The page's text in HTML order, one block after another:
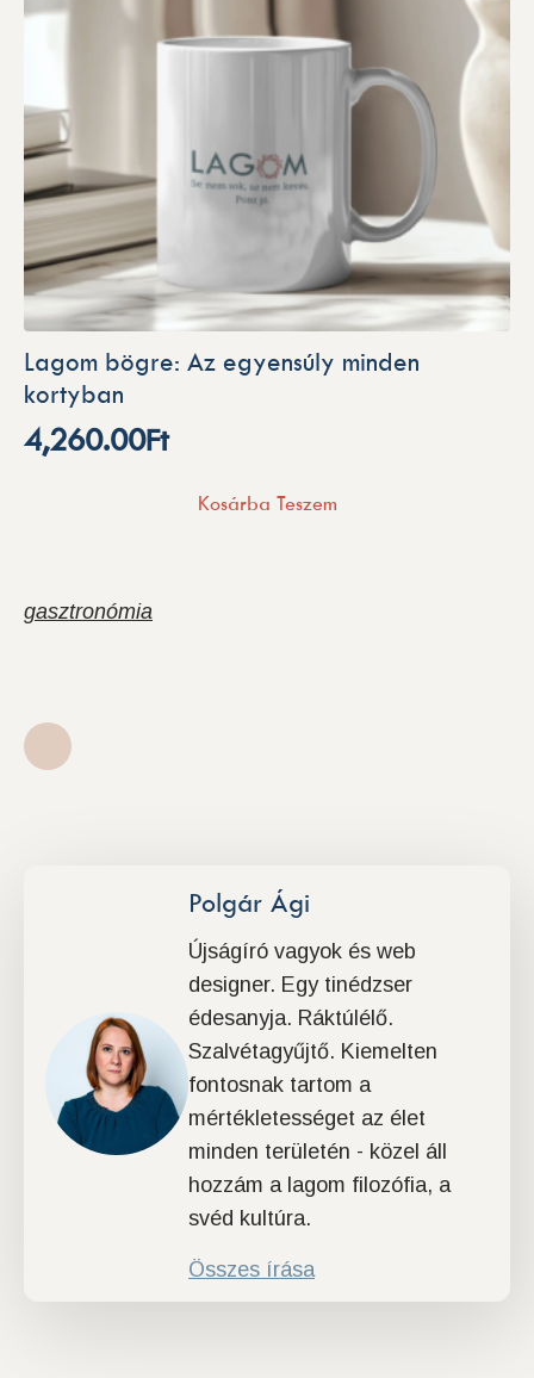
Lagom bögre: Az egyensúly minden
kortyban
4,260.00Ft
Kosárba Teszem
gasztronómia
Polgár Ági
Újságíró vagyok és web
designer. Egy tinédzser
édesanyja. Ráktúlélő.
Szalvétagyűjtő. Kiemelten
fontosnak tartom a
mértékletességet az élet
minden területén - közel áll
hozzám a lagom filozófia, a
svéd kultúra.
Összes írása